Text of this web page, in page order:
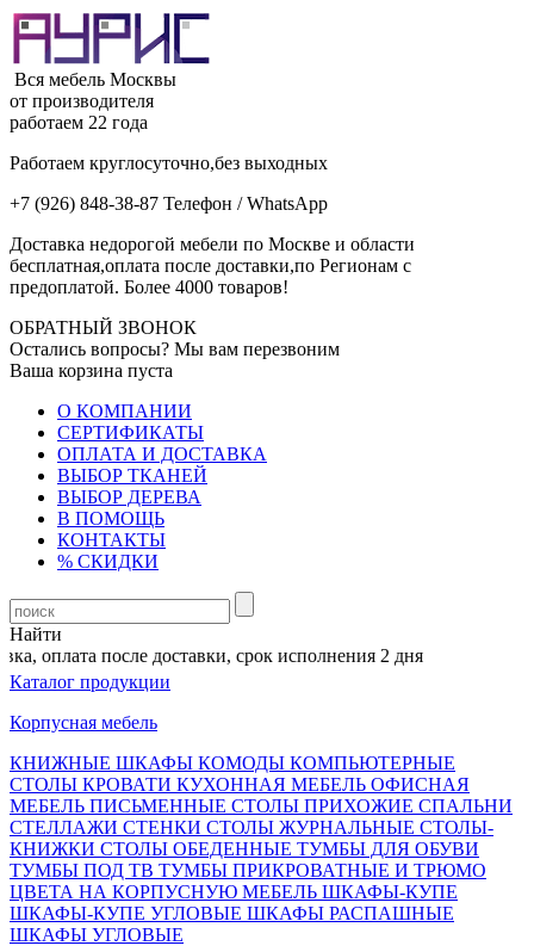
Вся мебель Москвы
от производителя
работаем 22 года
Работаем круглосуточно,без выходных
+7 (926) 848-38-87 Телефон / WhatsApp
Доставка недорогой мебели по Москве и области
бесплатная,оплата после доставки,по Регионам с
предоплатой. Более 4000 товаров!
ОБРАТНЫЙ ЗВОНОК
Остались вопросы? Мы вам перезвоним
Ваша корзина пуста
О КОМПАНИИ
СЕРТИФИКАТЫ
ОПЛАТА И ДОСТАВКА
ВЫБОР ТКАНЕЙ
ВЫБОР ДЕРЕВА
В ПОМОЩЬ
КОНТАКТЫ
% СКИДКИ
Найти
оплата после доставки, срок исполнения 2 дня
Каталог продукции
Корпусная мебель
КНИЖНЫЕ ШКАФЫ КОМОДЫ КОМПЬЮТЕРНЫЕ
СТОЛЫ КРОВАТИ КУХОННАЯ МЕБЕЛЬ ОФИСНАЯ
МЕБЕЛЬ ПИСЬМЕННЫЕ СТОЛЫ ПРИХОЖИЕ СПАЛЬНИ
СТЕЛЛАЖИ СТЕНКИ СТОЛЫ ЖУРНАЛЬНЫЕ СТОЛЫ-
КНИЖКИ СТОЛЫ ОБЕДЕННЫЕ ТУМБЫ ДЛЯ ОБУВИ
ТУМБЫ ПОД ТВ ТУМБЫ ПРИКРОВАТНЫЕ И ТРЮМО
ЦВЕТА НА КОРПУСНУЮ МЕБЕЛЬ ШКАФЫ-КУПЕ
ШКАФЫ-КУПЕ УГЛОВЫЕ ШКАФЫ РАСПАШНЫЕ
ШКАФЫ УГЛОВЫЕ